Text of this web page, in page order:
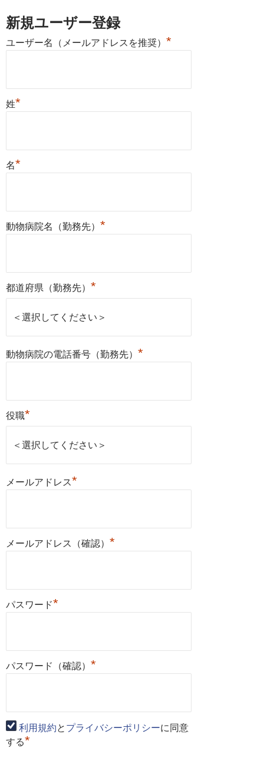
新規ユーザー登録
ユーザー名（メールアドレスを推奨） *
姓*
名*
動物病院名（勤務先） *
都道府県（勤務先） *
動物病院の電話番号（勤務先） *
役職*
メールアドレス*
メールアドレス（確認） *
パスワード*
パスワード（確認） *
利用規約と プライバシーポリシーに同意
する*